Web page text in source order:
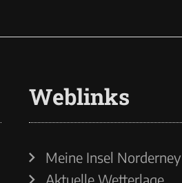
Weblinks
Meine Insel Norderney
Aktuelle Wetterlage